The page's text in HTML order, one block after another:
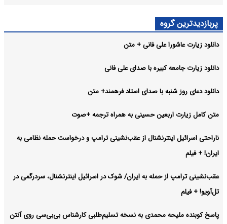
پربازدیدترین گروه
دانلود زیارت عاشورا علی فانی + متن
دانلود زیارت جامعه کبیره با صدای علی فانی
دانلود دعای روز شنبه با صدای استاد فرهمند+ متن
متن کامل زیارت اربعین حسینی به همراه ترجمه +صوت
ناراحتی اسرائیل اینترنشنال از عقب‌نشینی ترامپ و درخواست حمله نظامی به
ایران! + فیلم
عقب‌نشینی ترامپ از حمله به ایران/ شوک در اسرائیل اینترنشنال، سردرگمی در
تل‌آویو! + فیلم
پاسخ کوبنده ملیحه محمدی به نسخه تسلیم‌طلبی کارشناس بی‌بی‌سی روی آنتن